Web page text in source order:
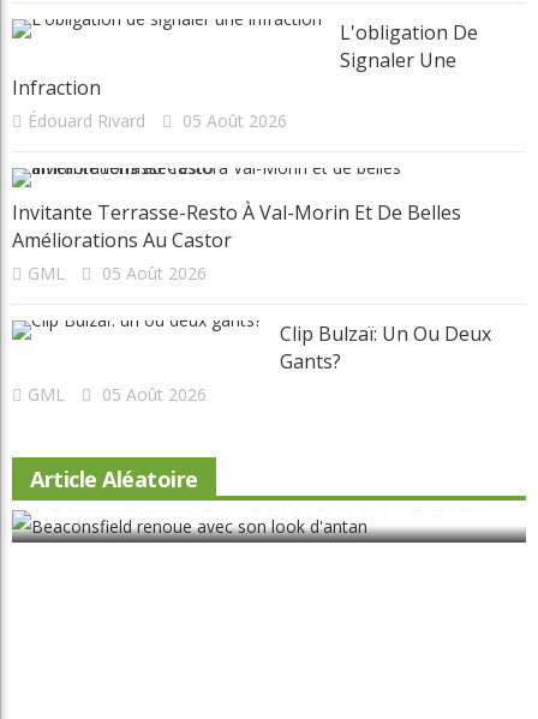
L'obligation De
Signaler Une
Infraction
Édouard Rivard 05 Août 2026
Invitante Terrasse-Resto À Val-Morin Et De Belles
Améliorations Au Castor
GML 05 Août 2026
Clip Bulzaï: Un Ou Deux
Gants?
GML 05 Août 2026
Article Aléatoire
Beaconsfield renoue avec son look d'antan